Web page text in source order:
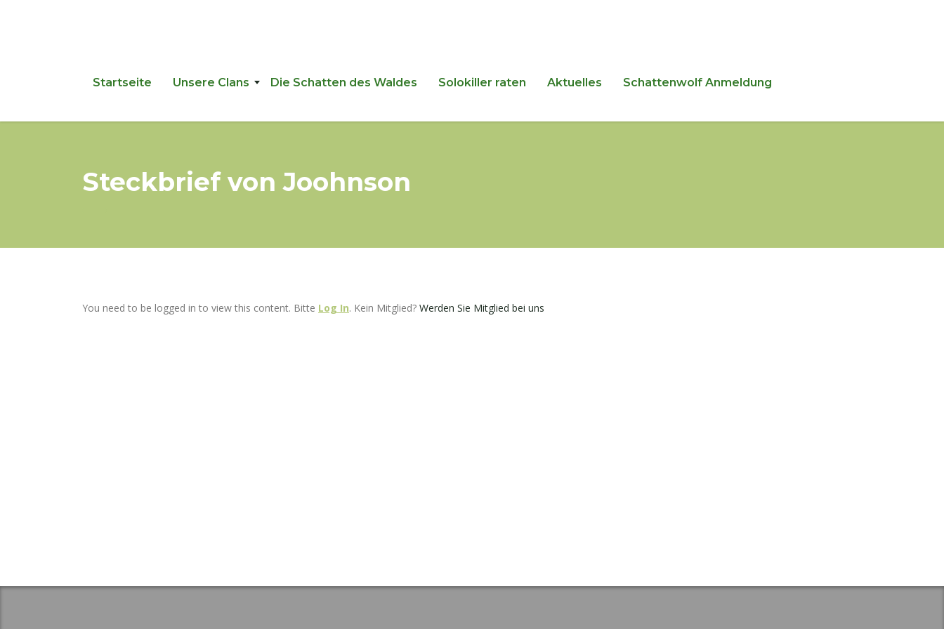
Startseite Unsere Clans Die Schatten des Waldes Solokiller raten Aktuelles Schattenwolf Anmeldung
Steckbrief von Joohnson
You need to be logged in to view this content. Bitte Log In. Kein Mitglied? Werden Sie Mitglied bei uns